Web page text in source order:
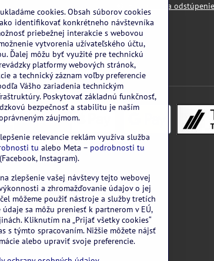
vrátane DPH.
Formulár na
cookies. Obsah súborov cookies
identifikovať konkrétneho návštevníka
priebežnej interakcie s webovou
vytvorenia užívateľského účtu,
Ďalej môžu byť využité pre technickú
platformy webových stránok,
a technický záznam voľby preferencie
Vášho zariadenia technickým
Poskytovať základnú funkčnosť,
bezpečnosť a stabilitu je naším
záujmom.
relevancie reklám využíva služba
tu alebo Meta – podrobnosti tu
(Facebook, Instagram).
zlepšenie vašej návštevy tejto webovej
a zhromažďovanie údajov o jej
môžeme použiť nástroje a služby tretích
sa môžu preniesť k partnerom v EÚ,
Kliknutím na „Prijať všetky cookies“
s týmto spracovaním. Nižšie môžete nájsť
alebo upraviť svoje preferencie.